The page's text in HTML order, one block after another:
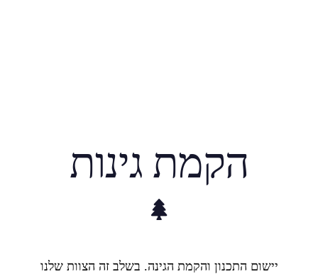
הקמת גינות
יישום התכנון והקמת הגינה. בשלב זה הצוות שלנו